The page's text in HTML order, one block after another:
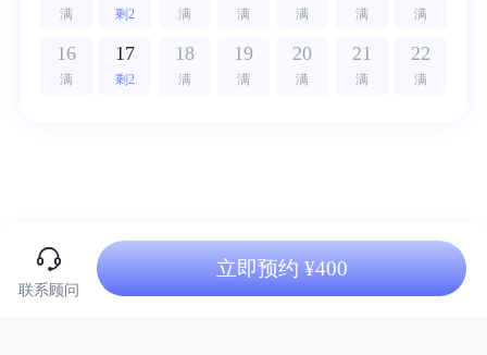
满 剩2 满 满 满 满 满
16
满
17
剩2
18
满
19
满
20
满
21
满
22
满
联系顾问
立即预约 ¥400